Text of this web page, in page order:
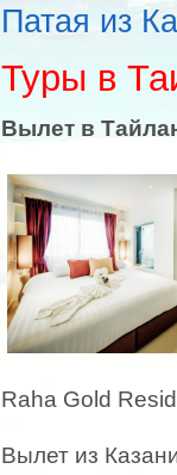
Патая из
Туры в
Вылет в
Raha Gold
Вылет из